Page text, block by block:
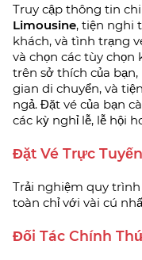
Truy cập thông tin
Limousine, tiện nghi
khách, và tình trạng
và chọn các tùy
trên sở thích của
gian di chuyển, và
ngả. Đặt vé của bạn
các kỳ nghỉ lễ, lễ hội
Đặt Vé Trực
Trải nghiệm quy
toàn chỉ với vài cú
Đối Tác Chính